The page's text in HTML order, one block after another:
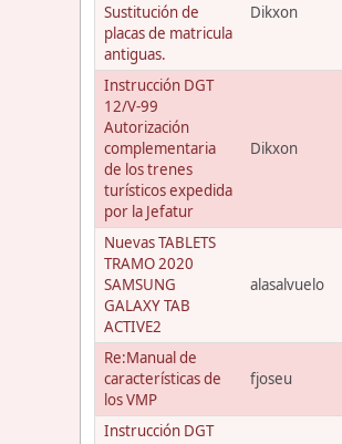
Sustitución de
placas de matricula
antiguas.
Dikxon
Instrucción DGT
12/V-99
Autorización
complementaria
de los trenes
turísticos expedida
por la Jefatur
Dikxon
Nuevas TABLETS
TRAMO 2020
SAMSUNG
GALAXY TAB
ACTIVE2
alasalvuelo
Re:Manual de
características de
los VMP
fjoseu
Instrucción DGT